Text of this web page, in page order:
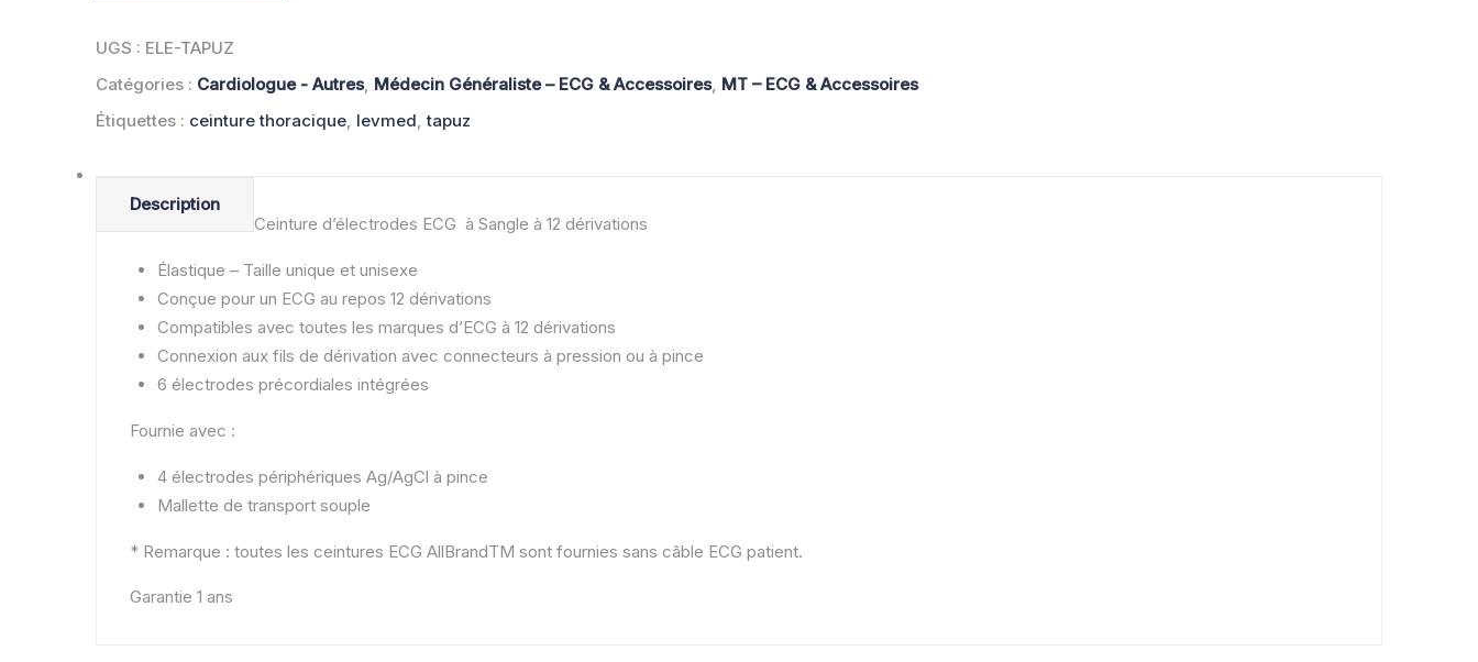
UGS : ELE-TAPUZ
Catégories : Cardiologue - Autres, Médecin Généraliste – ECG & Accessoires, MT – ECG & Accessoires
Étiquettes : ceinture thoracique, levmed,tapuz
Description
Ceinture d’électrodes ECG à Sangle à 12 dérivations
Élastique – Taille unique et unisexe
Conçue pour un ECG au repos 12 dérivations
Compatibles avec toutes les marques d’ECG à 12 dérivations
Connexion aux fils de dérivation avec connecteurs à pression ou à pince
6 électrodes précordiales intégrées
Fournie avec :
4 électrodes périphériques Ag/AgCl à pince
Mallette de transport souple
* Remarque : toutes les ceintures ECG AllBrandTM sont fournies sans câble ECG patient.
Garantie 1 ans